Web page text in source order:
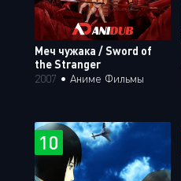
Меч чужака / Sword of
the Stranger
2007 • Аниме Фильмы
10